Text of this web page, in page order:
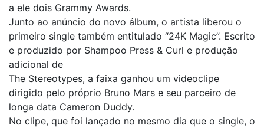
a ele dois Grammy Awards.
Junto ao anúncio do novo álbum, o artista liberou o
primeiro single também entitulado “24K Magic”. Escrito
e produzido por Shampoo Press & Curl e produção
adicional de
The Stereotypes, a faixa ganhou um videoclipe
dirigido pelo próprio Bruno Mars e seu parceiro de
longa data Cameron Duddy.
No clipe, que foi lançado no mesmo dia que o single, o